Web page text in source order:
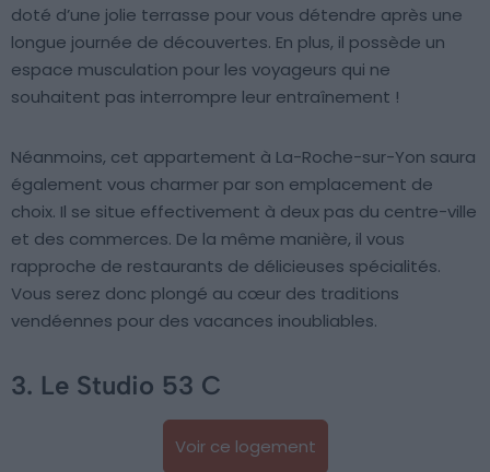
doté d’une jolie terrasse pour vous détendre après une
longue journée de découvertes. En plus, il possède un
espace musculation pour les voyageurs qui ne
souhaitent pas interrompre leur entraînement !
Néanmoins, cet appartement à La-Roche-sur-Yon saura
également vous charmer par son emplacement de
choix. Il se situe effectivement à deux pas du centre-ville
et des commerces. De la même manière, il vous
rapproche de restaurants de délicieuses spécialités.
Vous serez donc plongé au cœur des traditions
vendéennes pour des vacances inoubliables.
3. Le Studio 53 C
Voir ce logement